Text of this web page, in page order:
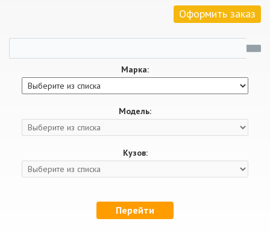
Оформить заказ
Марка:
Модель:
Кузов:
Перейти